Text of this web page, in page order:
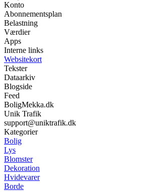
Konto
Abonnementsplan
Belastning
Værdier
Apps
Interne links
Websitekort
Tekster
Dataarkiv
Blogside
Feed
BoligMekka.dk
Unik Trafik
support@uniktrafik.dk
Kategorier
Bolig
Lys
Blomster
Dekoration
Hvidevarer
Borde